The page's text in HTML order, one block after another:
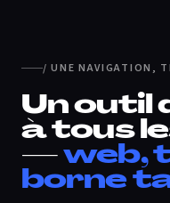
/ UNE NAVIGATION,
Un outil
à tous
—web,
borne